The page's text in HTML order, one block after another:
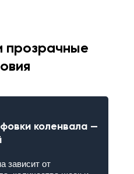
прозрачные
зависит от
коленвала —